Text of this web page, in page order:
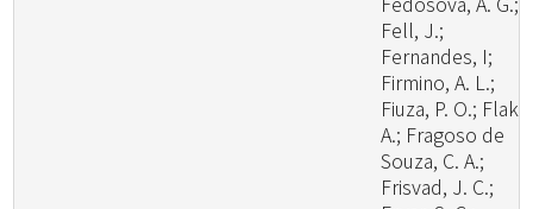
Fell, J.;
Fernandes, I;
Firmino, A. L.;
Fiuza, P. O.;
A.; Fragoso de
Souza, C. A.;
Frisvad, J. C.;